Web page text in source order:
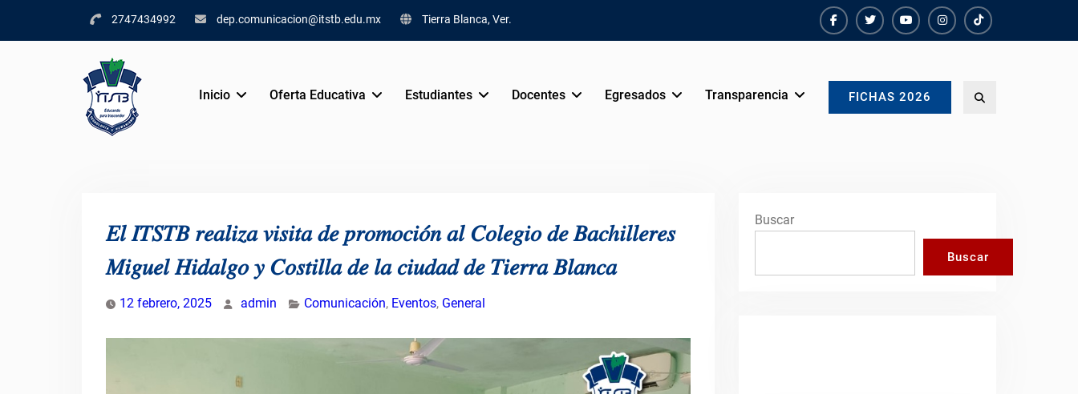
2747434992 dep.comunicacion@itstb.edu.mx Tierra Blanca, Ver.
FacebookTwiterYoutubeinstagram
TikTok
Inicio Oferta Educativa Estudiantes Docentes Egresados Transparencia FICHAS 2026
𝐸𝑙 𝐼𝑇𝑆𝑇𝐵 𝑟𝑒𝑎𝑙𝑖𝑧𝑎 𝑣𝑖𝑠𝑖𝑡𝑎 𝑑𝑒 𝑝𝑟𝑜𝑚𝑜𝑐𝑖𝑜́𝑛 𝑎𝑙 𝐶𝑜𝑙𝑒𝑔𝑖𝑜 𝑑𝑒 𝐵𝑎𝑐ℎ𝑖𝑙𝑙𝑒𝑟𝑒𝑠
𝑀𝑖𝑔𝑢𝑒𝑙 𝐻𝑖𝑑𝑎𝑙𝑔𝑜 𝑦 𝐶𝑜𝑠𝑡𝑖𝑙𝑙𝑎 𝑑𝑒 𝑙𝑎 𝑐𝑖𝑢𝑑𝑎𝑑 𝑑𝑒 𝑇𝑖𝑒𝑟𝑟𝑎 𝐵𝑙𝑎𝑛𝑐𝑎
12 febrero, 2025 admin Comunicación, Eventos, General
Buscar
Buscar